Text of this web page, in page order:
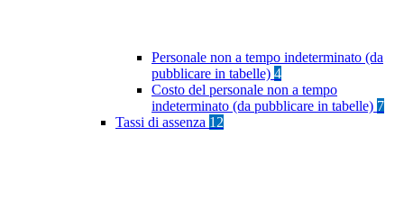
Personale non a tempo indeterminato (da
pubblicare in tabelle) 4
Costo del personale non a tempo
indeterminato (da pubblicare in tabelle) 7
Tassi di assenza 12